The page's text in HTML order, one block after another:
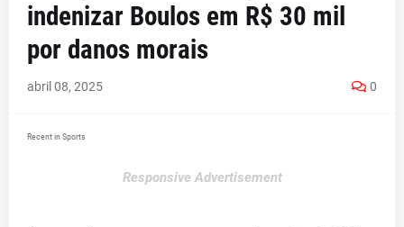
indenizar Boulos em R$ 30 mil
por danos morais
abril 08, 2025 0
Recent in Sports
Responsive Advertisement